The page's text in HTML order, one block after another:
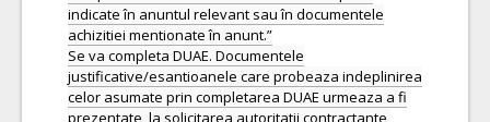
indicate în anuntul relevant sau în documentele
achizitiei mentionate în anunt.”
Se va completa DUAE. Documentele
justificative/esantioanele care probeaza indeplinirea
celor asumate prin completarea DUAE urmeaza a fi
prezentate, la solicitarea autoritatii contractante,